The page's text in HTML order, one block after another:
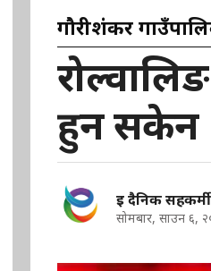
गौरीशंकर
हुन सकेन
इ दैनिक सहकर्मी
सोमबार, साउन ६,